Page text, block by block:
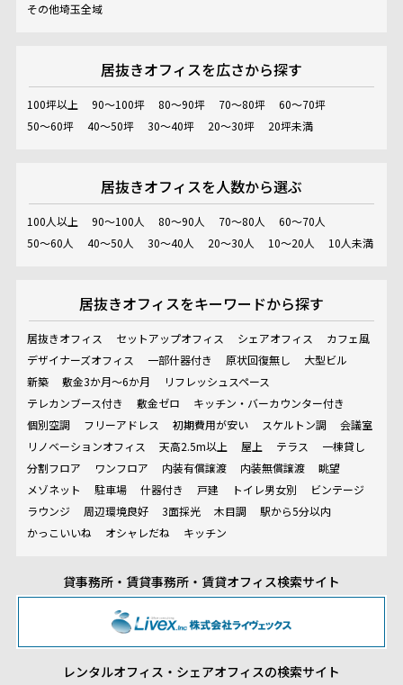
その他埼玉全域
居抜きオフィスを広さから探す
100坪以上 90～100坪 80～90坪 70～80坪
60～70坪
50～60坪
40～50坪 30～40坪 20～30坪 20坪未満
居抜きオフィスを人数から選ぶ
100人以上 90～100人 80～90人 70～80人
60～70人
50～60人
40～50人 30～40人 20～30人 10～20人 10人未満
居抜きオフィスをキーワードから探す
居抜きオフィス セットアップオフィス シェアオフィス
カフェ風
デザイナーズオフィス
一部什器付き 原状回復無し
大型ビル
新築
敷金3か月～6か月
リフレッシュスペース
テレカンブース付き
敷金ゼロ
キッチン・バーカウンター付き
個別空調
フリーアドレス 初期費用が安い スケルトン調
会議室
リノベーションオフィス
天高2.5m以上 屋上 テラス
一棟貸し
分割フロア
ワンフロア 内装有償譲渡 内装無償譲渡
眺望
メゾネット
駐車場 什器付き 戸建 トイレ男女別
ビンテージ
ラウンジ
周辺環境良好 3面採光 木目調
駅から5分以内
かっこいいね
オシャレだね キッチン
貸事務所・賃貸事務所・賃貸オフィス検索サイト
レンタルオフィス・シェアオフィスの検索サイト